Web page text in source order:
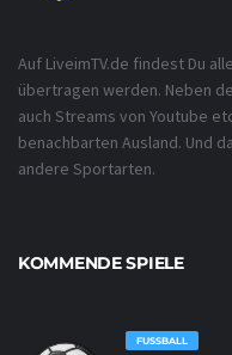
Auf LiveimTV.de findest Du
übertragen werden. Neben
auch Streams von Youtube
benachbarten Ausland. Und
andere Sportarten.
KOMMENDE SPIELE
FUSSBALL